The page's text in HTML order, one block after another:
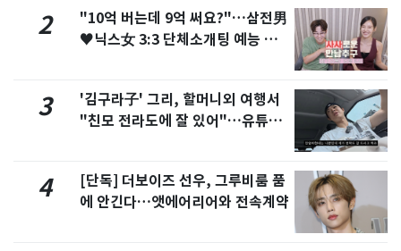
2
"10억 버는데 9억 써요?"…삼전男
♥닉스女 3:3 단체소개팅 예능 화
3
'김구라子' 그리, 할머니외 여행서
"친모 전라도에 잘 있어"…유튜브
4
[단독] 더보이즈 선우, 그루비룸 품
에 안긴다…앳에어리어와 전속계약